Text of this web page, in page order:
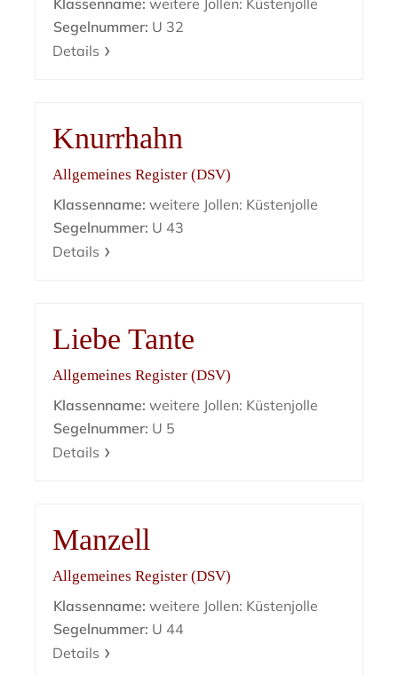
Klassenname: weitere Jollen: Küstenjolle
Segelnummer: U 32
Details
Knurrhahn
Allgemeines Register (DSV)
Klassenname: weitere Jollen: Küstenjolle
Segelnummer: U 43
Details
Liebe Tante
Allgemeines Register (DSV)
Klassenname: weitere Jollen: Küstenjolle
Segelnummer: U 5
Details
Manzell
Allgemeines Register (DSV)
Klassenname: weitere Jollen: Küstenjolle
Segelnummer: U 44
Details